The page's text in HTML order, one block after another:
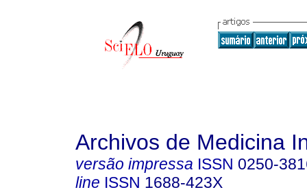
Archivos de Medicina
versão impressa ISSN 0250-
line ISSN 1688-423X